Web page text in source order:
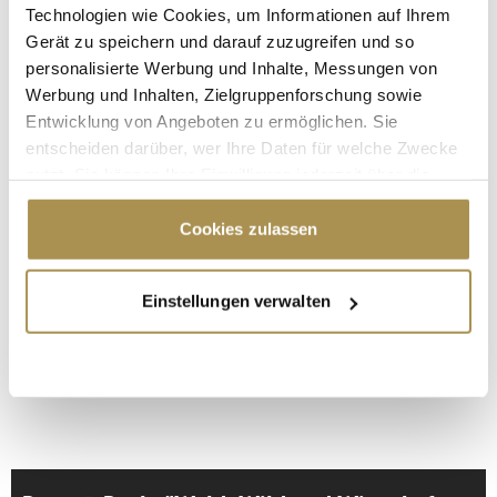
Technologien wie Cookies, um Informationen auf Ihrem
Gerät zu speichern und darauf zuzugreifen und so
personalisierte Werbung und Inhalte, Messungen von
Werbung und Inhalten, Zielgruppenforschung sowie
Entwicklung von Angeboten zu ermöglichen. Sie
entscheiden darüber, wer Ihre Daten für welche Zwecke
Cookie-Erklärung oder durch Klicken auf das Privacy
Trigger Symbol ändern oder widerrufen
Informationen über Ihre geografische Lage
erfassen, welche bis auf einige Meter genau sein
verarbeitet werden, und legen Sie Ihre Präferenzen im
Cookies zulassen
Einstellungen verwalten
ABSENDEN
* Pflichtfelder.
LAUTSCHALTEN